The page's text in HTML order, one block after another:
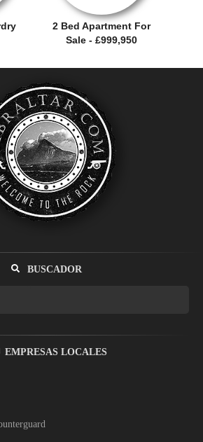
2 Bed Apartment For
Sale - £999,950
BUSCADOR
EMPRESAS LOCALES